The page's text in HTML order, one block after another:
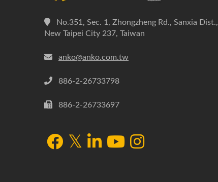
No.351, Sec. 1, Zhongzheng Rd., Sanxia Dist.,
New Taipei City 237, Taiwan
anko@anko.com.tw
886-2-26733798
886-2-26733697